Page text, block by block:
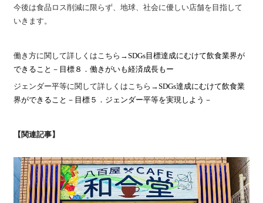
今後は食品ロス削減に限らず、地球、社会に優しい店舗を目指して
いきます。
働き方に関して詳しくはこちら→SDGs目標達成にむけて飲食業界が
できること－目標８．働きがいも経済成長もー
ジェンダー平等に関して詳しくはこちら→SDGs達成にむけて飲食業
界ができること－目標５．ジェンダー平等を実現しよう－
【関連記事】